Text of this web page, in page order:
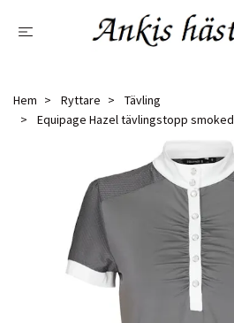
Hem Ryttare
Tävling
Equipage Hazel tävlingstopp smoked